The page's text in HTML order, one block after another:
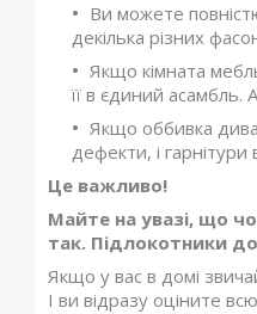
Ви можете
декілька різних
Якщо кімната
її в єдиний асамбль.
Якщо оббивка
дефекти, і
Це важливо!
Майте на увазі, що
так. Підлокотники
Якщо у вас в домі
І ви відразу оціните